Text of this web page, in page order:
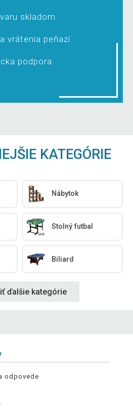
skladom
vrátenia peňazí
podpora
KATEGÓRIE
Nábytok
Stolný futbal
Biliard
ďalšie kategórie
odpovede